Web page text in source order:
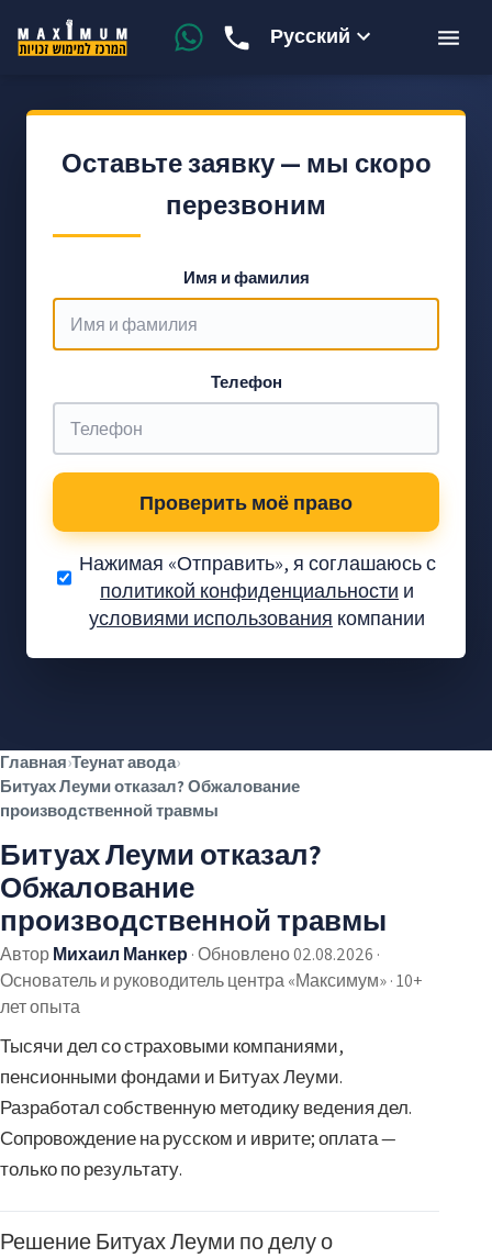
Русский
Оставьте заявку — мы скоро
перезвоним
Имя и фамилия
Телефон
Проверить моё право
Нажимая «Отправить», я соглашаюсь с
политикой конфиденциальности и
условиями использования компании
Вам положены
деньги — давайте
Проверка без обязательств
✓ Без предоплаты
✓ Тысячи довольных клиентов
Главная›Теунат авода›
Битуах Леуми отказал? Обжалование
производственной травмы
Битуах Леуми отказал?
Обжалование
производственной травмы
АвторМихаил Манкер ·Обновлено 02.08.2026 ·
Основатель и руководитель центра «Максимум» · 10+
лет опыта
Тысячи дел со страховыми компаниями,
пенсионными фондами и Битуах Леуми.
Разработал собственную методику ведения дел.
Сопровождение на русском и иврите; оплата —
только по результату.
Решение Битуах Леуми по делу о